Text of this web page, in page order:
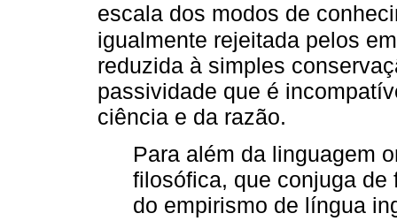
escala dos modos de
igualmente rejeitada pelos
reduzida à simples
passividade que é
ciência e da razão.
Para além da linguagem
filosófica, que conjuga de
do empirismo de língua